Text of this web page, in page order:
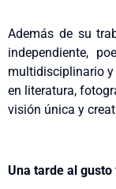
Además de su
independiente,
multidisciplinario
en literatura,
visión única y
Una tarde al